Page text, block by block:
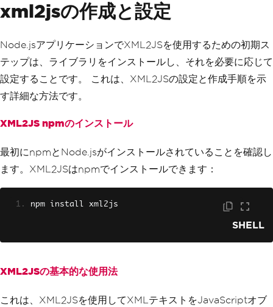
xml2jsの作成と設定
Node.jsアプリケーションでXML2JSを使用するための初期ス
テップは、ライブラリをインストールし、それを必要に応じて
設定することです。 これは、XML2JSの設定と作成手順を示
す詳細な方法です。
XML2JS npmのインストール
最初にnpmとNode.jsがインストールされていることを確認し
ます。XML2JSはnpmでインストールできます：
npm install xml2js
SHELL
XML2JSの基本的な使用法
これは、XML2JSを使用してXMLテキストをJavaScriptオブ